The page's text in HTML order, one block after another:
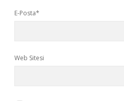
E-Posta*
Web Sitesi